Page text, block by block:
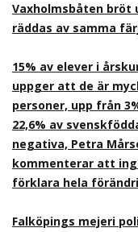
Vaxholmsbåten bröt
räddas av samma
15% av elever i
uppger att de är
personer, upp från
22,6% av
negativa, Petra
kommenterar att
förklara hela
Falköpings mejeri